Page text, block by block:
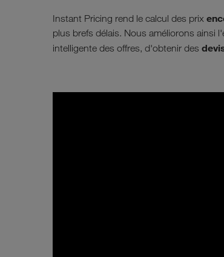
Instant Pricing rend le calcul des prix
plus brefs délais. Nous améliorons ainsi
intelligente des offres, d'obtenir des